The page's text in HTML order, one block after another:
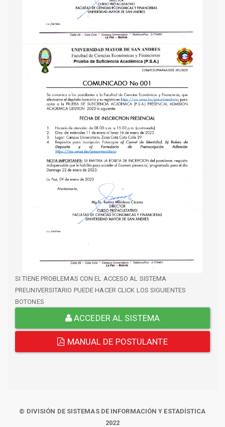
SI TIENE PROBLEMAS CON EL ACCESO AL SISTEMA
PREUNIVERSITARIO PUEDE HACER CLICK LOS SIGUIENTES
BOTONES
ACCEDER AL SISTEMA
MANUAL DE POSTULANTE
© DIVISIÓN DE SISTEMAS DE INFORMACIÓN Y ESTADÍSTICA
2022